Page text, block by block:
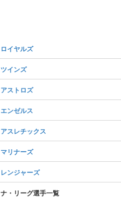
ロイヤルズ
ツインズ
アストロズ
エンゼルス
アスレチックス
マリナーズ
レンジャーズ
ナ・リーグ選手一覧